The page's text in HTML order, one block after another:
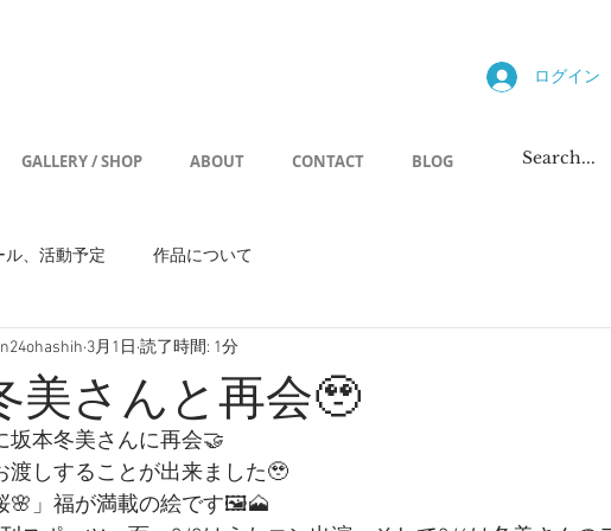
ログイン
GALLERY / SHOP ABOUT CONTACT BLOG
、活動予定 作品について
美さんと再会🥹
3月1日 読了時間: 1分
坂本冬美さんに再会🤝
渡しすることが出来ました🥹
🌸」福が満載の絵です🖼️🗻